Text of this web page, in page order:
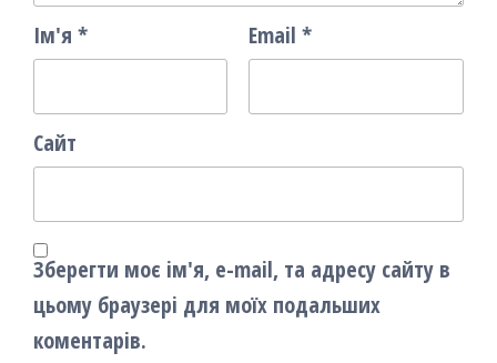
Ім'я * Email *
Сайт
Зберегти моє ім'я, e-mail, та адресу сайту в
цьому браузері для моїх подальших
коментарів.